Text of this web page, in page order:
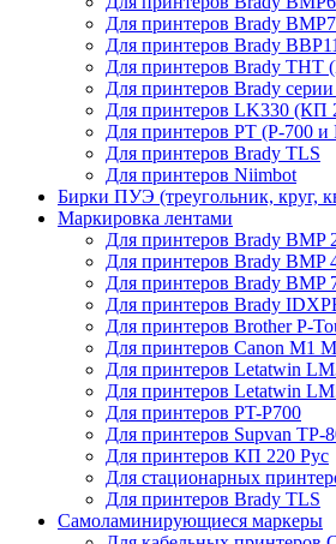
Для принтеров Brady
Для принтеров Brady
Для принтеров Brady THT
Для принтеров Brady
Для принтеров LK330 (КП
Для принтеров PT (P-700 и
Для принтеров Brady TLS
Для принтеров Niimbot
Бирки ПУЭ (треугольник, круг,
Маркировка лентами
Для принтеров Brady BMP
Для принтеров Brady BMP
Для принтеров Brady BMP
Для принтеров Brady
Для принтеров Brother P-
Для принтеров Canon M1
Для принтеров Letatwin
Для принтеров Letatwin
Для принтеров PT-P700
Для принтеров Supvan TP-
Для принтеров КП 220 Рус
Для стационарных
Для принтеров Brady TLS
Самоламинирующиеся маркеры